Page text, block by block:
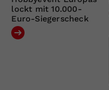
lockt mit 10.000-
Euro-Siegerscheck